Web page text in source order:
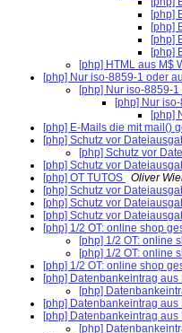
[php]
[php]
[php]
[php]
[php] HTML aus M$
[php] Nur iso-8859-1 oder
[php] Nur iso-8859-
[php] Nur
[php]
[php] E-Mails die mit mail()
[php] Schutz vor
[php] Schutz vor
[php] Schutz vor
[php] OT TUTOS
Oliver
[php] Schutz vor
[php] Schutz vor
[php] Schutz vor
[php] 1/2 OT: online shop
[php] 1/2 OT: online
[php] 1/2 OT: online
[php] 1/2 OT: online shop
[php] Datenbankeintrag aus
[php]
[php] Datenbankeintrag aus
[php] Datenbankeintrag aus
[php]